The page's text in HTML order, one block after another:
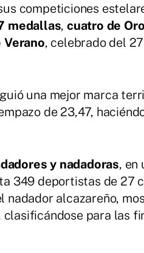
competiciones
medallas,cuatro de
Verano, celebrado del
una mejor marca
de 23,47,
y nadadoras, en
349 deportistas de 27
nadador alcazareño,
para las